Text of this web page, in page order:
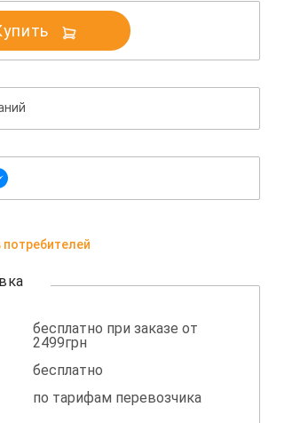
бесплатно при заказе от
2499грн
бесплатно
по тарифам перевозчика